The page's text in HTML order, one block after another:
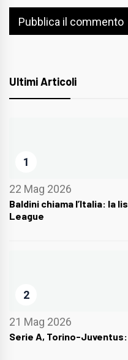
Ultimi Articoli
1
22 Mag 2026
Baldini chiama l’Italia: la
League
2
21 Mag 2026
Serie A, Torino-Juventus: